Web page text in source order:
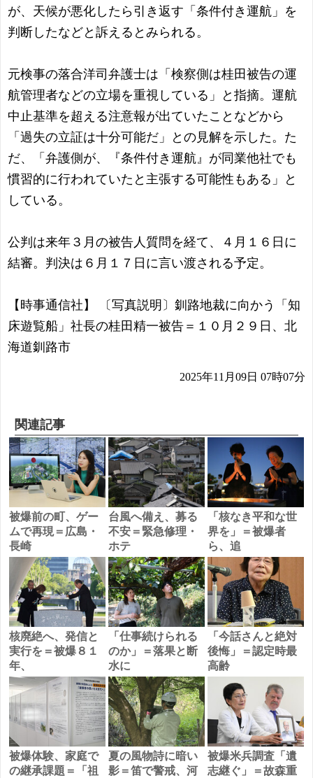
が、天候が悪化したら引き返す「条件付き運航」を
判断したなどと訴えるとみられる。
元検事の落合洋司弁護士は「検察側は桂田被告の運
航管理者などの立場を重視している」と指摘。運航
中止基準を超える注意報が出ていたことなどから
「過失の立証は十分可能だ」との見解を示した。た
だ、「弁護側が、『条件付き運航』が同業他社でも
慣習的に行われていたと主張する可能性もある」と
している。
公判は来年３月の被告人質問を経て、４月１６日に
結審。判決は６月１７日に言い渡される予定。
【時事通信社】 〔写真説明〕釧路地裁に向かう「知
床遊覧船」社長の桂田精一被告＝１０月２９日、北
海道釧路市
2025年11月09日 07時07分
関連記事
被爆前の町、ゲー
ムで再現＝広島・
長崎
台風へ備え、募る
不安＝緊急修理・
ホテ
「核なき平和な世
界を」＝被爆者
ら、追
核廃絶へ、発信と
実行を＝被爆８１
年、
「仕事続けられる
のか」＝落果と断
水に
「今話さんと絶対
後悔」＝認定時最
高齢
被爆体験、家庭で
の継承課題＝「祖
夏の風物詩に暗い
影＝笛で警戒、河
被爆米兵調査「遺
志継ぐ」＝故森重